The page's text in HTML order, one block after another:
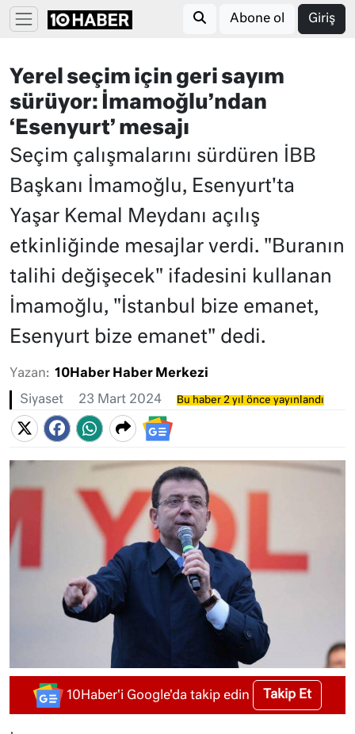
Abone ol Giriş
Yerel seçim için geri sayım
sürüyor: İmamoğlu’ndan
‘Esenyurt’ mesajı
Seçim çalışmalarını sürdüren İBB
Başkanı İmamoğlu, Esenyurt'ta
Yaşar Kemal Meydanı açılış
etkinliğinde mesajlar verdi. "Buranın
talihi değişecek" ifadesini kullanan
İmamoğlu, "İstanbul bize emanet,
Esenyurt bize emanet" dedi.
Yazan: 10Haber Haber Merkezi
Siyaset 23 Mart 2024 Bu haber 2 yıl önce yayınlandı
10Haber'i Google'da takip edin Takip Et